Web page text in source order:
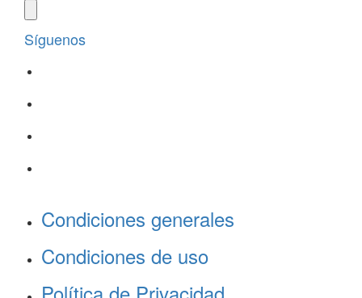
Síguenos
Condiciones generales
Condiciones de uso